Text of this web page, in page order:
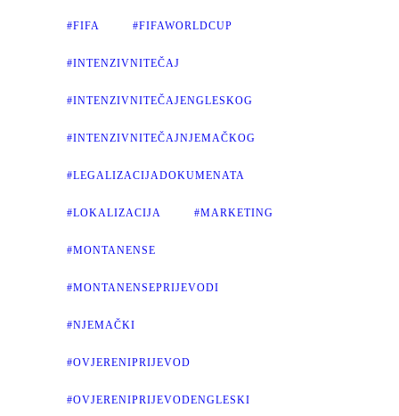
#FIFA #FIFAWORLDCUP
#INTENZIVNITEČAJ
#INTENZIVNITEČAJENGLESKOG
#INTENZIVNITEČAJNJEMAČKOG
#LEGALIZACIJADOKUMENATA
#LOKALIZACIJA #MARKETING
#MONTANENSE
#MONTANENSEPRIJEVODI
#NJEMAČKI
#OVJERENIPRIJEVOD
#OVJERENIPRIJEVODENGLESKI